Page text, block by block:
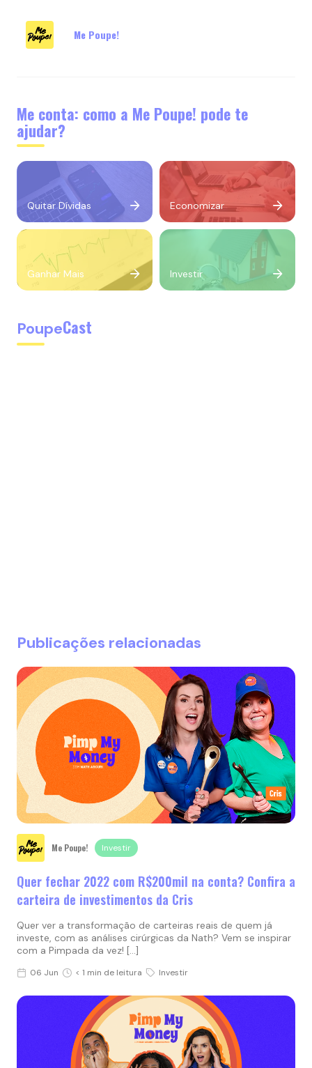
Me Poupe!
Me conta: como a Me Poupe! pode te
ajudar?
Quitar Dívidas Economizar
Ganhar Mais Investir
PoupeCast
Publicações relacionadas
Me Poupe! Investir
Quer fechar 2022 com R$200mil na conta? Confira a
carteira de investimentos da Cris
Quer ver a transformação de carteiras reais de quem já
investe, com as análises cirúrgicas da Nath? Vem se inspirar
com a Pimpada da vez! […]
06 Jun < 1 min de leitura Investir